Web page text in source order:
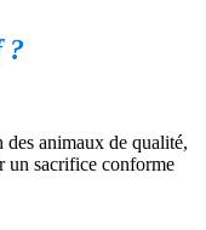
?
des animaux de qualité,
un sacrifice conforme